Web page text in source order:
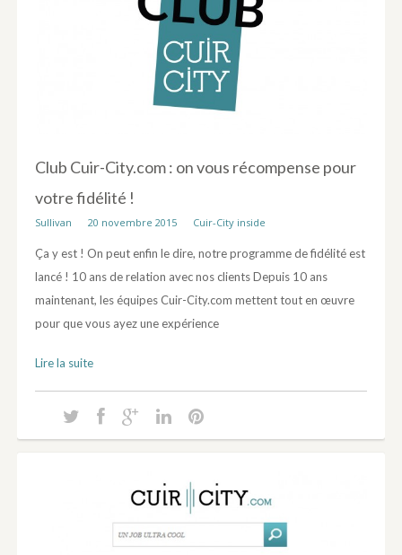
Club Cuir-City.com : on vous récompense pour
votre fidélité !
Sullivan 20 novembre 2015 Cuir-City inside
Ça y est ! On peut enfin le dire, notre programme de fidélité est
lancé ! 10 ans de relation avec nos clients Depuis 10 ans
maintenant, les équipes Cuir-City.com mettent tout en œuvre
pour que vous ayez une expérience
Lire la suite